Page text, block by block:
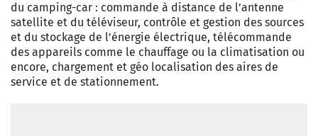
du camping-car : commande à distance de l’antenne
satellite et du téléviseur, contrôle et gestion des sources
et du stockage de l’énergie électrique, télécommande
des appareils comme le chauffage ou la climatisation ou
encore, chargement et géo localisation des aires de
service et de stationnement.